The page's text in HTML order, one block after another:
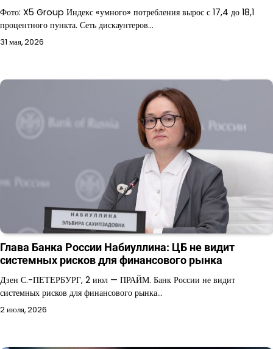
Фото: X5 Group Индекс «умного» потребления вырос с 17,4 до 18,1
процентного пункта. Сеть дискаунтеров…
31 мая, 2026
Глава Банка России Набиуллина: ЦБ не видит
системных рисков для финансового рынка
Дзен С.-ПЕТЕРБУРГ, 2 июл — ПРАЙМ. Банк России не видит
системных рисков для финансового рынка…
2 июля, 2026